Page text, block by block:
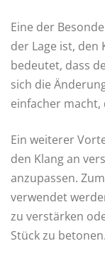
Eine der
der Lage ist, den
bedeutet, dass
sich die
einfacher macht,
Ein weiterer
den Klang an
anzupassen.
verwendet
zu verstärken
Stück zu betonen.